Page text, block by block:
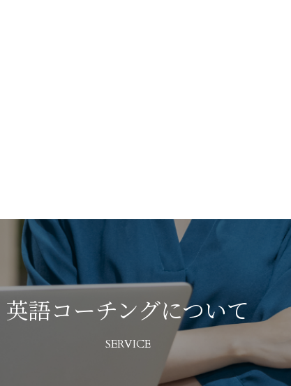
英語コーチングについて
SERVICE